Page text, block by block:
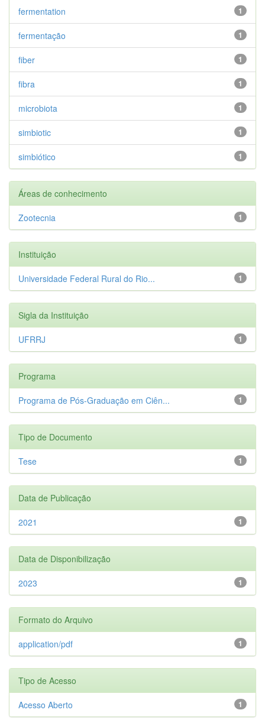
1
fermentation
1
fermentação
1
fiber
1
fibra
1
microbiota
1
simbiotic
1
simbiótico
Áreas de conhecimento
1
Zootecnia
Instituição
1
Universidade Federal Rural do Rio...
Sigla da Instituição
1
UFRRJ
Programa
1
Programa de Pós-Graduação em Ciên...
Tipo de Documento
1
Tese
Data de Publicação
1
2021
Data de Disponibilização
1
2023
Formato do Arquivo
1
application/pdf
Tipo de Acesso
1
Acesso Aberto